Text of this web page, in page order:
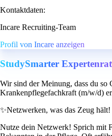
Kontaktdaten:
Incare Recruiting-Team
Profil von Incare anzeigen
StudySmarter Expertenrat
Wir sind der Meinung, dass du so
Krankenpflegefachkraft (m/w/d)
✨Netzwerken, was das Zeug hält!
Nutze dein Netzwerk! Sprich mit